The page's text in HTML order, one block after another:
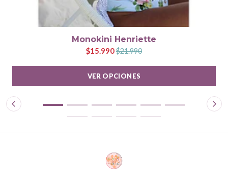
Monokini Henriette
$15.990$21.990
VER OPCIONES